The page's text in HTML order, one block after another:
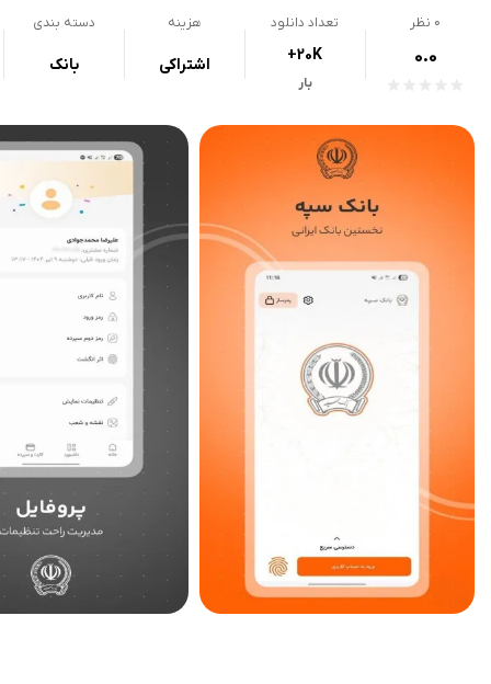
0 نظر
0.0
تعداد دانلود
+20K
بار
هزینه
اشتراکی
دسته بندی
بانک